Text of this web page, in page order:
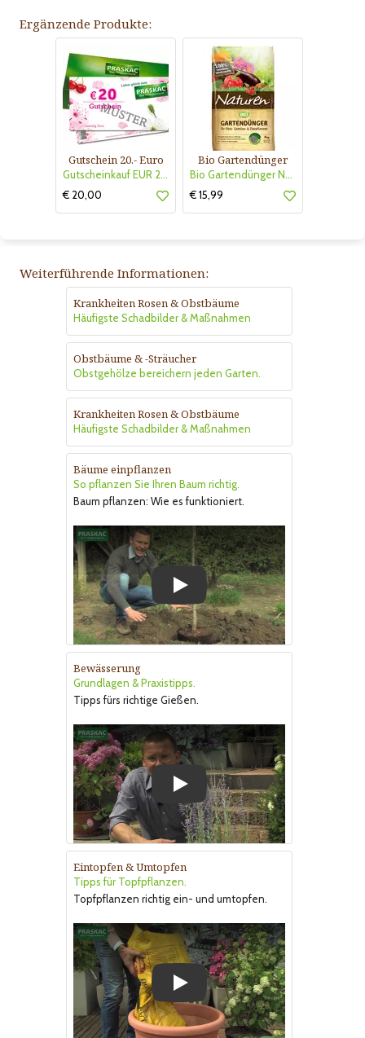
Ergänzende Produkte:
Gutschein 20.- Euro
Gutscheinkauf EUR 20.-
€ 20,00
Bio Gartendünger
Bio Gartendünger Naturen
€ 15,99
Weiterführende Informationen:
Krankheiten Rosen & Obstbäume
Häufigste Schadbilder & Maßnahmen
Obstbäume & -Sträucher
Obstgehölze bereichern jeden Garten.
Krankheiten Rosen & Obstbäume
Häufigste Schadbilder & Maßnahmen
Bäume einpflanzen
So pflanzen Sie Ihren Baum richtig.
Baum pflanzen: Wie es funktioniert.
Play
Bewässerung
Grundlagen & Praxistipps.
Tipps fürs richtige Gießen.
Play
Eintopfen & Umtopfen
Tipps für Topfpflanzen.
Topfpflanzen richtig ein- und umtopfen.
Play